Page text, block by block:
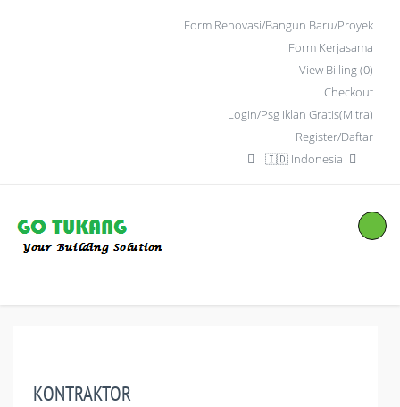
Form Renovasi/Bangun Baru/Proyek
Form Kerjasama
View Billing (0)
Checkout
Login/Psg Iklan Gratis(Mitra)
Register/Daftar
🇮🇩 Indonesia
KONTRAKTOR